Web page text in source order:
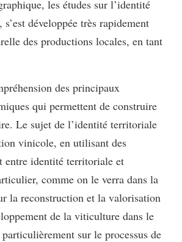
les études sur l’identité
développée très rapidement
des productions locales, en tant
des principaux
qui permettent de construire
Le sujet de l’identité territoriale
vinicole, en utilisant des
entre identité territoriale et
comme on le verra dans la
la reconstruction et la valorisation
de la viticulture dans le
sur le processus de